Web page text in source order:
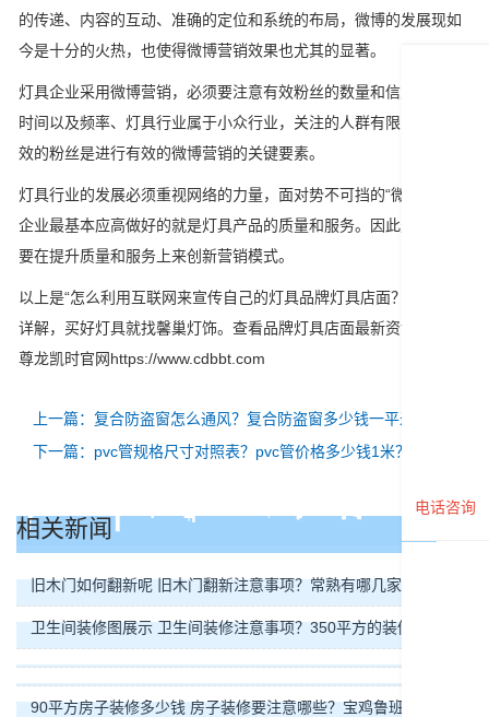
的传递、内容的互动、准确的定位和系统的布局，微博的发展现如
今是十分的火热，也使得微博营销效果也尤其的显著。
灯具企业采用微博营销，必须要注意有效粉丝的数量和信息更新的
时间以及频率、灯具行业属于小众行业，关注的人群有限，吸引有
效的粉丝是进行有效的微博营销的关键要素。
灯具行业的发展必须重视网络的力量，面对势不可挡的“微力量”，
企业最基本应高做好的就是灯具产品的质量和服务。因此灯具企业
要在提升质量和服务上来创新营销模式。
以上是“怎么利用互联网来宣传自己的灯具品牌灯具店面？”的内容
详解，买好灯具就找馨巢灯饰。查看品牌灯具店面最新资讯，关注
尊龙凯时官网https://www.cdbbt.com
上一篇：复合防盗窗怎么通风？复合防盗窗多少钱一平米？
下一篇：pvc管规格尺寸对照表？pvc管价格多少钱1米？
相关新闻
旧木门如何翻新呢 旧木门翻新注意事项？常熟有哪几家装修公司
卫生间装修图展示 卫生间装修注意事项？350平方的装修
90平方房子装修多少钱 房子装修要注意哪些？宝鸡鲁班装饰公司
电话咨询